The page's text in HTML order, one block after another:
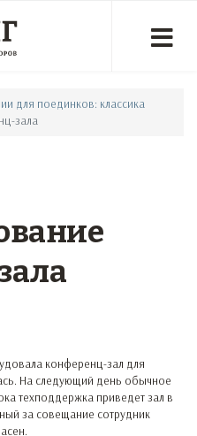
для поединков: классика
зала
конференц-зал для
На следующий день обычное
техподдержка приведет зал в
за совещание сотрудник